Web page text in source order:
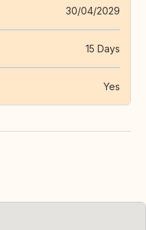
30/04/2029
15 Days
Yes